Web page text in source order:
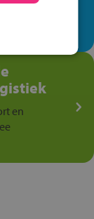
en